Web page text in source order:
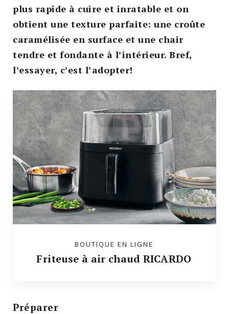
plus rapide à cuire et inratable et on
obtient une texture parfaite: une croûte
caramélisée en surface et une chair
tendre et fondante à l’intérieur. Bref,
l’essayer, c’est l’adopter!
BOUTIQUE EN LIGNE
Friteuse à air chaud RICARDO
Préparer